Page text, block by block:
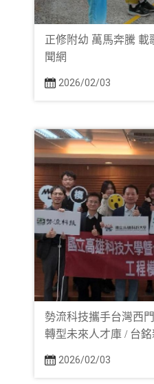
正修附幼 萬馬奔騰 載
聞網
2026/02/03
勢流科技攜手台灣西
轉型未來人才庫 / 台銘
2026/02/03